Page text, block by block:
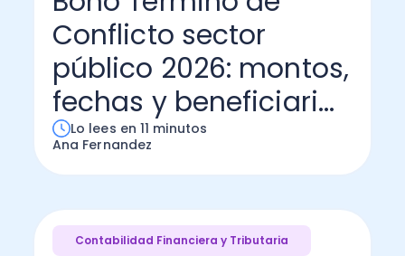
Administración Empresarial
Ver todo
Software Factura y Administración
Ver Todo
Kits
Autores
Conflicto sector
público 2026: montos,
fechas y beneficiari...
Lo lees en 11 minutos
Ana Fernandez
Contabilidad Financiera y Tributaria